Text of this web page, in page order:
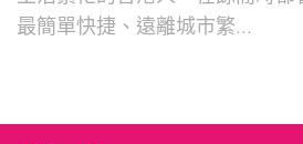
最簡單快捷、遠離城市繁...